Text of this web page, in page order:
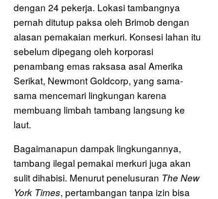
dengan 24 pekerja. Lokasi tambangnya
pernah ditutup paksa oleh Brimob dengan
alasan pemakaian merkuri. Konsesi lahan itu
sebelum dipegang oleh korporasi
penambang emas raksasa asal Amerika
Serikat, Newmont Goldcorp, yang sama-
sama mencemari lingkungan karena
membuang limbah tambang langsung ke
laut.
Bagaimanapun dampak lingkungannya,
tambang ilegal pemakai merkuri juga akan
sulit dihabisi. Menurut penelusuran The New
York Times, pertambangan tanpa izin bisa